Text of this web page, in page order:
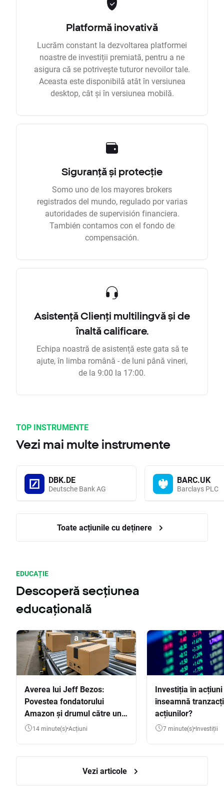
Platformă inovativă
Lucrăm constant la dezvoltarea platformei
noastre de investiții premiată, pentru a ne
asigura că se potrivește tuturor nevoilor tale.
Aceasta este disponibilă atât în versiunea
desktop, cât și în versiunea mobilă.
Siguranță și protecție
Somo uno de los mayores brokers
registrados del mundo, regulado por varias
autoridades de supervisión financiera.
También contamos con el fondo de
compensación.
Asistență Clienți multilingvă și de
înaltă calificare.
Echipa noastră de asistență este gata să te
ajute, în limba română - de luni până vineri,
de la 9:00 la 17:00.
TOP INSTRUMENTE
Vezi mai multe instrumente
DBK.DE
Deutsche Bank AG
BARC.UK
Barclays PLC
Toate acțiunile cu deținere
EDUCAȚIE
Descoperă secțiunea
educațională
Averea lui Jeff Bezos:
Povestea fondatorului
Amazon și drumul către una
dintre cele mai mari averi
14 minute(s) Acțiuni
Investiția în
înseamnă
acțiunilor?
7 minute(s) Investiții
Vezi articole